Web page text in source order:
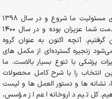
از سال 1394در قالب داروخانه حضوری مسئولیت ما شروع و در سال 1398
داروخانه به صورت شبانه روزی در خدمت شما عزیزان بوده و در سال 1400
گرفتیم. آنچه اکنون به عنوان گروه
می‌شود زنجیره گسترده‌ای از مکمل های
پزشکی با تنوع بسیار بالاست. ما
انتخاب را با شرح کامل محصولات
نشانه ها و دستور العمل ها و لیست
کل تیم داروخانه اعم از مؤسس،